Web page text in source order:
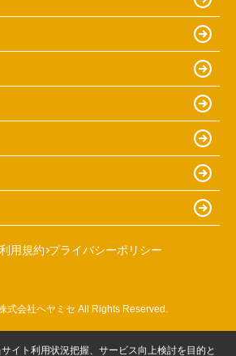
利用規約 プライバシーポリシー
式会社ヘヤミセ All Rights Reserved.
イト利用状況把握、サービス向上検討を目的と